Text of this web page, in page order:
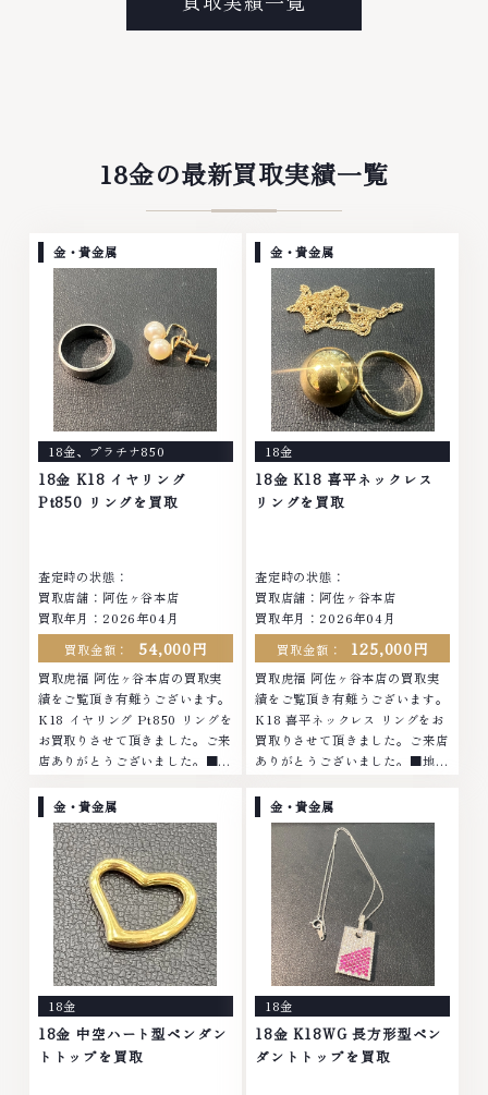
属・宝石・ダイヤモンド・ジュエ
リーや ブランド品・時計等は特
ており、他店ではお値段の付かな
かったお品物でも、一点一点丁寧
959-764営業時間: 10:00～
19:00定休日: 年中無休
金・プラチナ等のアクセサリー・
貴金属・宝石・ダイヤモンド・ジ
計、多くのお品物の高価買取りを
実現しており、他店ではお値段の
軽にご連絡ください。TEL:
0120-959-764営業時間: 10:00
～19:00定休日: 年中無休
18金の最新買取実績一覧
金・貴金属
18金、 プラチナ850
18金 K18 イヤリング
Pt850 リングを買取
査定時の状態：
買取店舗：阿佐ヶ谷本店
買取年月：2026年04月
買取金額：
54,000円
買取虎福 阿佐ヶ谷本店の買取実
績をご覧頂き有難うございます。
K18 イヤリング Pt850 リングを
お買取りさせて頂きました。ご来
店ありがとうございました。■地
イヤモンド ブランド品 ブランド
衣類 お酒買取りのことなら、お
任せくださいなかでも金・プラチ
ナ等のアクセサリー・貴金属・宝
石・ダイヤモンド・ジュエリーや
ブランド品・時計等は特に自信を
持って、高額査定を実現しており
ます。 古くて使わなくなってし
まったアクセサリー、動かなくな
ってしまった腕時計、多くのお品
物の高価買取りを実現しており、
他店ではお値段の付かなかったお
品物でも、一点一点丁寧に無料で
金・貴金属
18金
18金 K18 喜平ネックレス
リングを買取
査定時の状態：
買取店舗：阿佐ヶ谷本店
買取年月：2026年04月
買取金額：
125,000円
買取虎福 阿佐ヶ谷本店の買取実
績をご覧頂き有難うございます。
K18 喜平ネックレス リングをお
買取りさせて頂きました。ご来店
ありがとうございました。■地域
ヤモンド ブランド品 ブランド衣
類 お酒買取りのことなら、お任
せくださいなかでも金・プラチナ
等のアクセサリー・貴金属・宝
石・ダイヤモンド・ジュエリーや
ブランド品・時計等は特に自信を
持って、高額査定を実現しており
ます。 古くて使わなくなってし
まったアクセサリー、動かなくな
ってしまった腕時計、多くのお品
物の高価買取りを実現しており、
他店ではお値段の付かなかったお
品物でも、一点一点丁寧に無料で
金・貴金属
18金
18金 中空ハート型ペンダン
トトップを買取
金・貴金属
18金
18金 K18WG 長方形型ペン
ダントトップを買取